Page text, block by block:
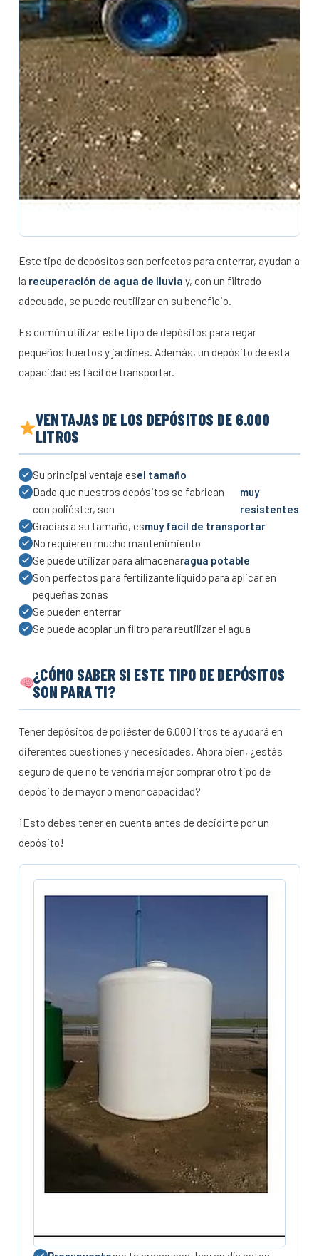
Este tipo de depósitos son perfectos para enterrar, ayudan a
la recuperación de agua de lluvia y, con un filtrado
adecuado, se puede reutilizar en su beneficio.
Es común utilizar este tipo de depósitos para regar
pequeños huertos y jardines. Además, un depósito de esta
capacidad es fácil de transportar.
VENTAJAS DE LOS DEPÓSITOS DE 6.000
LITROS
Su principal ventaja esel tamaño
Dado que nuestros depósitos se fabrican
con poliéster, son
muy
resistentes
Gracias a su tamaño, esmuy fácil de transportar
No requieren mucho mantenimiento
Se puede utilizar para almacenaragua potable
Son perfectos para fertilizante líquido para aplicar en
pequeñas zonas
Se pueden enterrar
Se puede acoplar un filtro para reutilizar el agua
¿CÓMO SABER SI ESTE TIPO DE DEPÓSITOS
SON PARA TI?
Tener depósitos de poliéster de 6.000 litros te ayudará en
diferentes cuestiones y necesidades. Ahora bien, ¿estás
seguro de que no te vendría mejor comprar otro tipo de
depósito de mayor o menor capacidad?
¡Esto debes tener en cuenta antes de decidirte por un
depósito!